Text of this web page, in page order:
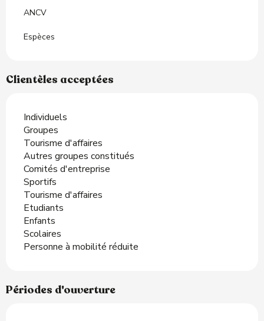
ANCV
Espèces
Clientèles acceptées
Individuels
Groupes
Tourisme d'affaires
Autres groupes constitués
Comités d'entreprise
Sportifs
Tourisme d'affaires
Etudiants
Enfants
Scolaires
Personne à mobilité réduite
Périodes d'ouverture